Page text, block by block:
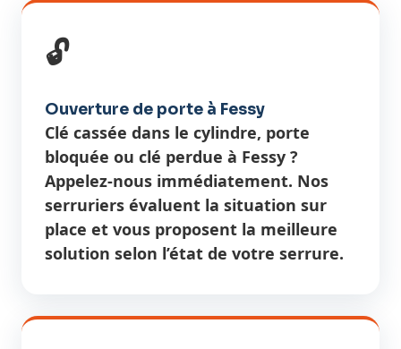
🔓
Ouverture de porte à Fessy
Clé cassée dans le cylindre, porte
bloquée ou clé perdue à Fessy ?
Appelez-nous immédiatement. Nos
serruriers évaluent la situation sur
place et vous proposent la meilleure
solution selon l’état de votre serrure.